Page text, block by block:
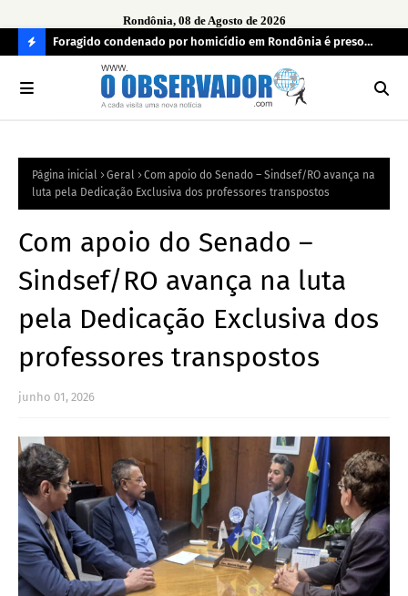
Rondônia, 08 de Agosto de 2026
O
R
Foragido condenado por homicídio em Rondônia é preso
pela FICCO em Roraima
Página inicial Geral
Com apoio do Senado – Sindsef/RO avança na
luta pela Dedicação Exclusiva dos professores transpostos
Com apoio do Senado –
Sindsef/RO avança na luta
pela Dedicação Exclusiva dos
professores transpostos
junho 01, 2026